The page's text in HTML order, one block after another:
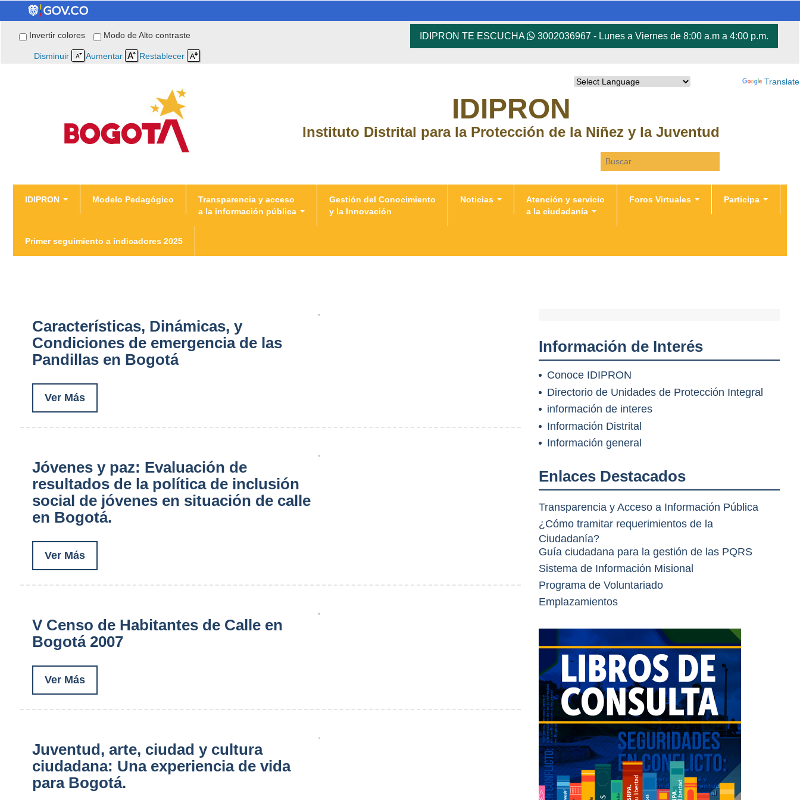
Invertir colores Modo de Alto contraste
Disminuir Aumentar Restablecer
IDIPRON TE ESCUCHA 3002036967 - Lunes a Viernes de 8:00 a.m a 4:00 p.m.
Translate
Search this site
IDIPRON
Instituto Distrital para la Protección de la Niñez y la Juventud
IDIPRON Modelo Pedagógico
Transparencia y acceso
a la información pública
Gestión del Conocimiento
y la Innovación
Noticias
Atención y servicio
a la ciudadanía
Foros Virtuales Participa
Primer seguimiento a indicadores 2025
You are here
Características, Dinámicas, y
Condiciones de emergencia de las
Pandillas en Bogotá
Ver Más
Jóvenes y paz: Evaluación de
resultados de la política de inclusión
social de jóvenes en situación de calle
en Bogotá.
Ver Más
V Censo de Habitantes de Calle en
Bogotá 2007
Ver Más
Juventud, arte, ciudad y cultura
ciudadana: Una experiencia de vida
para Bogotá.
Información de Interés
Conoce IDIPRON
Directorio de Unidades de Protección Integral
información de interes
Información Distrital
Información general
Enlaces Destacados
Transparencia y Acceso a Información Pública
¿Cómo tramitar requerimientos de la
Ciudadanía?
Guía ciudadana para la gestión de las PQRS
Sistema de Información Misional
Programa de Voluntariado
Emplazamientos